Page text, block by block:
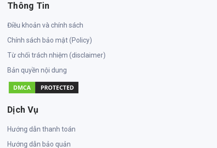
Thông Tin
Điều khoản và chính sách
Chính sách bảo mật (Policy)
Từ chối trách nhiệm (disclaimer)
Bản quyền nội dung
Dịch Vụ
Hướng dẫn thanh toán
Hướng dẫn bảo quản